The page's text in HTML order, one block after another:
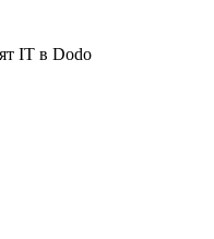
IT в Dodo